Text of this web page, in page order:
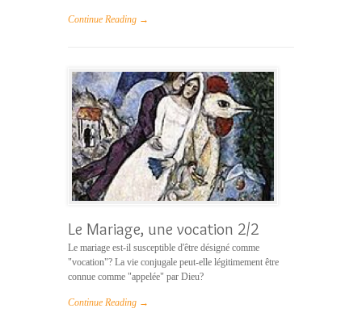
Continue Reading →
Le Mariage, une vocation 2/2
Le mariage est-il susceptible d'être désigné comme
"vocation"? La vie conjugale peut-elle légitimement être
connue comme "appelée" par Dieu?
Continue Reading →